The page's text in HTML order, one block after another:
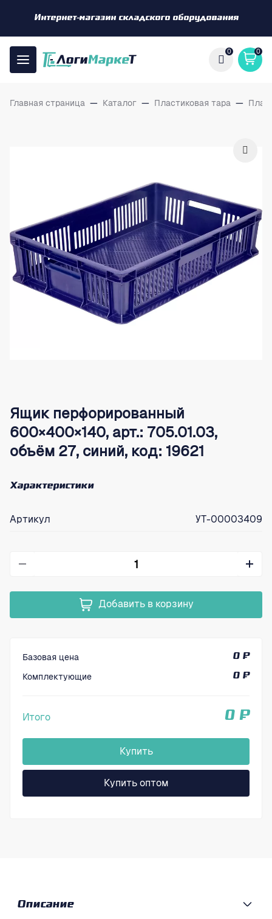
Интернет-магазин складского оборудования
0 0
Главная страница — Каталог — Пластиковая тара —
Ящик перфорированный
600×400×140, арт.: 705.01.03,
объём 27, синий, код: 19621
Характеристики
Артикул УТ-00003409
Добавить в корзину
Базовая цена
0 ₽
Комплектующие
0 ₽
Итого 0 ₽
Купить
Купить оптом
Описание